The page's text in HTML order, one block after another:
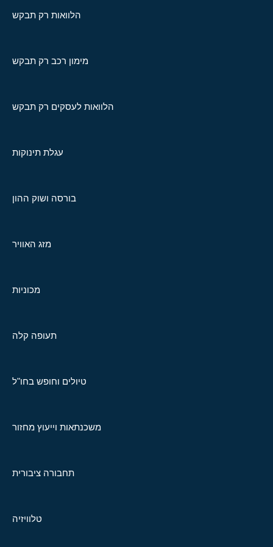
הלוואות רק תבקש
מימון רכב רק תבקש
הלוואות לעסקים רק תבקש
עגלת תינוקות
בורסה ושוק ההון
מזג האוויר
מכוניות
תעופה קלה
טיולים וחופש בחו"ל
משכנתאות וייעוץ מחזור
תחבורה ציבורית
טלוויזיה